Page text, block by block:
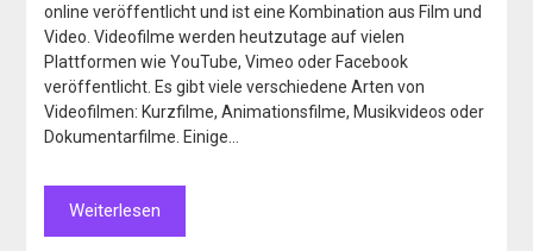
online veröffentlicht und ist eine Kombination aus Film und
Video. Videofilme werden heutzutage auf vielen
Plattformen wie YouTube, Vimeo oder Facebook
veröffentlicht. Es gibt viele verschiedene Arten von
Videofilmen: Kurzfilme, Animationsfilme, Musikvideos oder
Dokumentarfilme. Einige…
Weiterlesen